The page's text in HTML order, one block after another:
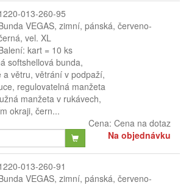
013-260-95
VEGAS, zimní, pánská, červeno-
vel. XL
kart = 10 ks
softshellová bunda,
a větru, větrání v podpaží,
regulovatelná manžeta
manžeta v rukávech,
okraji, čern...
Cena: Cena na dotaz
Na objednávku
013-260-91
VEGAS, zimní, pánská, červeno-